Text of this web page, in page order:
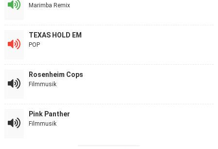
Marimba Remix
TEXAS HOLD EM
POP
Rosenheim Cops
Filmmusik
Pink Panther
Filmmusik